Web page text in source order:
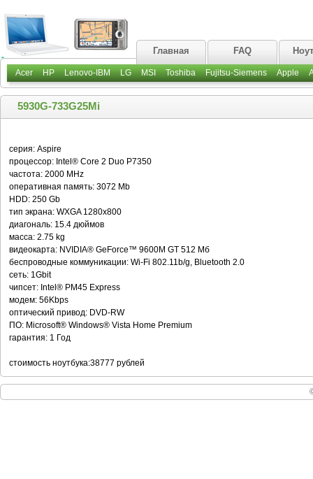
Главная FAQ
Acer HP Lenovo-IBM LG MSI Toshiba Fujitsu-Siemens Apple
5930G-733G25Mi
серия: Aspire
процессор: Intel® Core 2 Duo P7350
частота: 2000 MHz
оперативная память: 3072 Mb
HDD: 250 Gb
тип экрана: WXGA 1280х800
диагональ: 15.4 дюймов
масса: 2.75 kg
видеокарта: NVIDIA® GeForce™ 9600M GT 512 Мб
беспроводные коммуникации: Wi-Fi 802.11b/g, Bluetooth 2.0
сеть: 1Gbit
чипсет: Intel® PM45 Express
модем: 56Kbps
оптический привод: DVD-RW
ПО: Microsoft® Windows® Vista Home Premium
гарантия: 1 Год
стоимость ноутбука:38777 рублей